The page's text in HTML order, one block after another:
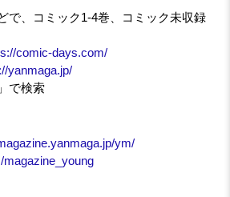
で、コミック1-4巻、コミック未収録
comic-days.com/
yanmaga.jp/
で検索
ym/
magazine_young